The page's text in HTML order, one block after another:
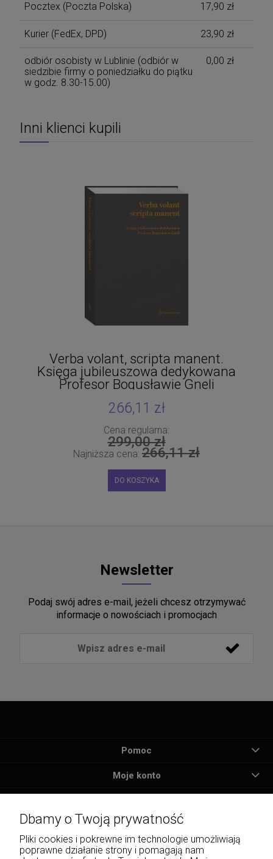
Pocztex (Poczta Polska) 17,90 zł
Kurier (FedEx, DPD) 23,90 zł
odbiór osobisty w Lublinie (odbiór w
siedzibie firmy o poniedziałku do piątku
w godz. 8.30-15.00)
0,00 zł
Inni klienci kupili
Verba volant, scripta manent.
Księga jubileuszowa dedykowana
Profesor Bogusławie Gneli
266,11 zł
Cena regularna:
299,00 zł
Najniższa cena: 266,11 zł
DO KOSZYKA
Newsletter
Podaj swój adres e-mail, jeżeli chcesz otrzymywać
informacje o nowościach i promocjach
Pomoc
Moje konto
Informacje
O nas
Dbamy o Twoją prywatność
Pliki cookies i pokrewne im technologie umożliwiają
poprawne działanie strony i pomagają nam